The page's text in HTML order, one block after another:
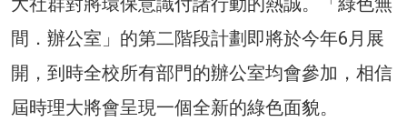
間．辦公室」的第二階段計劃即將於今年6月展
開，到時全校所有部門的辦公室均會參加，相信
屆時理大將會呈現一個全新的綠色面貌。